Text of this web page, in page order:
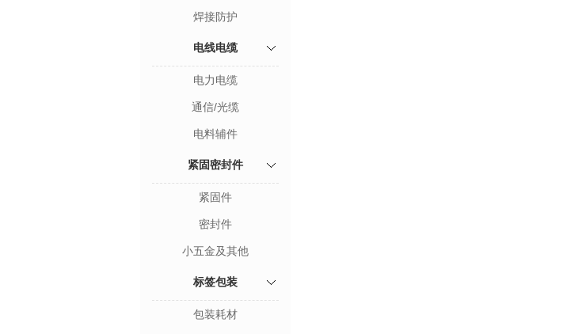
焊接防护
电线电缆
电力电缆
通信/光缆
电料辅件
紧固密封件
紧固件
密封件
小五金及其他
标签包装
包装耗材